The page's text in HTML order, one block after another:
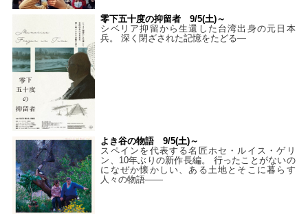
零下五十度の抑留者 9/5(土)～
シベリア抑留から生還した台湾出身の元日本
兵。 深く閉ざされた記憶をたどる—
よき谷の物語 9/5(土)～
スペインを代表する名匠ホセ・ルイス・ゲリ
ン、10年ぶりの新作長編。 行ったことがないの
になぜか懐かしい、ある土地とそこに暮らす
人々の物語――